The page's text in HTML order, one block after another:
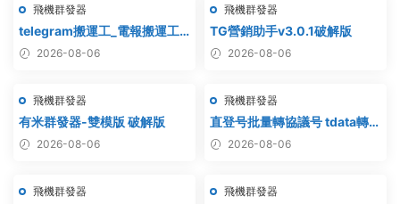
飛機群發器
telegram搬運工_電報搬運工_
電報克隆_電報資源批量搬運
2026-08-06
飛機群發器
TG營銷助手v3.0.1破解版
2026-08-06
飛機群發器
有米群發器-雙模版 破解版
2026-08-06
飛機群發器
直登号批量轉協議号 tdata轉
session – 附破解工具
2026-08-06
飛機群發器 飛機群發器